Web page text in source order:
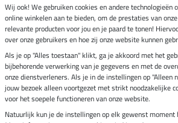
Verzending per
Veilig betalen met
Impressum
Wij ook! We gebruiken cookies en andere technologieën
online winkelen aan te bieden, om de prestaties van
relevante producten voor jou en je paard te tonen!
over onze gebruikers en hoe zij onze website kunnen
Als je op "Alles toestaan" klikt, ga je akkoord met het
bijbehorende verwerking van je gegevens en met de
onze dienstverleners. Als je in de instellingen op "Alleen
jouw bezoek alleen voortgezet met strikt noodzakelijke
voor het soepele functioneren van onze website.
Natuurlijk kun je de instellingen op elk gewenst moment